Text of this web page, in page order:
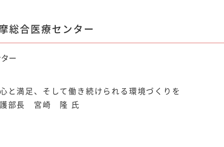
合医療センター
ー
と満足、そして働き続けられる環境づくりを
護部長 宮崎 隆 氏